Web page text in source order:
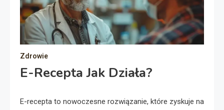
Zdrowie
E-Recepta Jak Działa?
E-recepta to nowoczesne rozwiązanie, które zyskuje na